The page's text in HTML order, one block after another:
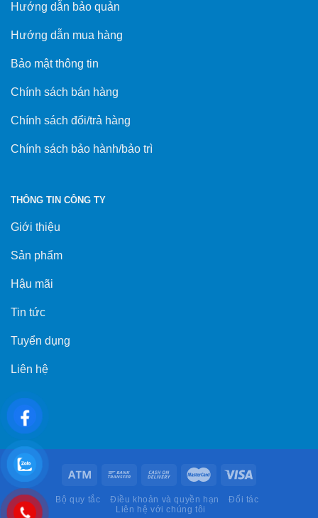
Hướng dẫn bảo quản
Hướng dẫn mua hàng
Bảo mật thông tin
Chính sách bán hàng
Chính sách đổi/trả hàng
Chính sách bảo hành/bảo trì
THÔNG TIN CÔNG TY
Giới thiệu
Sản phẩm
Hậu mãi
Tin tức
Tuyển dụng
Liên hệ
Bộ quy tắc Điều khoản và quyền hạn
Đối tác
Liên hệ với chúng tôi